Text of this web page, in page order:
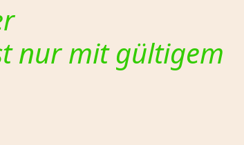
nur mit gültigem